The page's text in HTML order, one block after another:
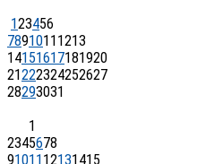
123456
7891011 1213
14151617181920
21222324252627
28293031
1
2345678
91011 12131415